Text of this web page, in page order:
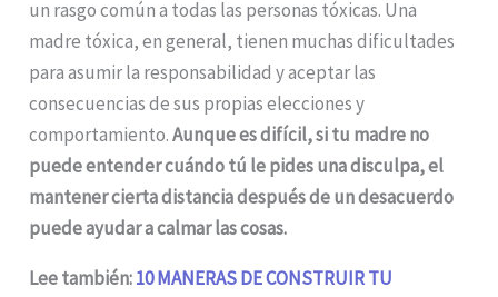
un rasgo común a todas las personas tóxicas. Una
madre tóxica, en general, tienen muchas dificultades
para asumir la responsabilidad y aceptar las
consecuencias de sus propias elecciones y
comportamiento.Aunque es difícil, si tu madre no
puede entender cuándo tú le pides una disculpa, el
mantener cierta distancia después de un desacuerdo
puede ayudar a calmar las cosas.
Lee también:10 MANERAS DE CONSTRUIR TU